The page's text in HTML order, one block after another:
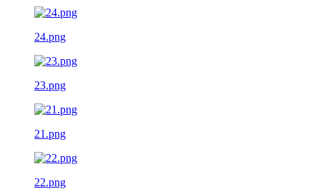
24.png
23.png
21.png
22.png